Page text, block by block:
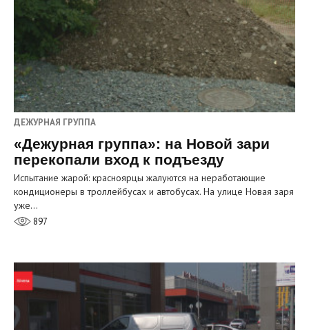
ДЕЖУРНАЯ ГРУППА
«Дежурная группа»: на Новой зари
перекопали вход к подъезду
Испытание жарой: красноярцы жалуются на неработающие
кондиционеры в троллейбусах и автобусах. На улице Новая заря
уже…
897